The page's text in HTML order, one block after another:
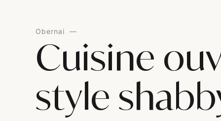
Obernai
Cuisine
style